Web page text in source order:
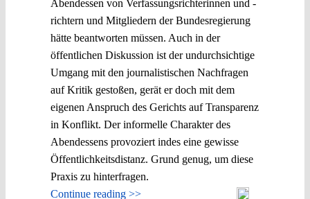
Abendessen von Verfassungsrichterinnen und -
richtern und Mitgliedern der Bundesregierung
hätte beantworten müssen. Auch in der
öffentlichen Diskussion ist der undurchsichtige
Umgang mit den journalistischen Nachfragen
auf Kritik gestoßen, gerät er doch mit dem
eigenen Anspruch des Gerichts auf Transparenz
in Konflikt. Der informelle Charakter des
Abendessens provoziert indes eine gewisse
Öffentlichkeitsdistanz. Grund genug, um diese
Praxis zu hinterfragen.
Continue reading >>